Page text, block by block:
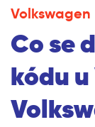
Volkswagen
Co se
kódu u